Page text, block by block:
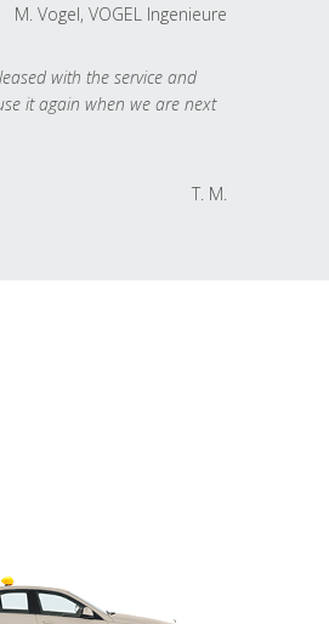
M. Vogel, VOGEL Ingenieure
with the service and
it again when we are next
T. M.